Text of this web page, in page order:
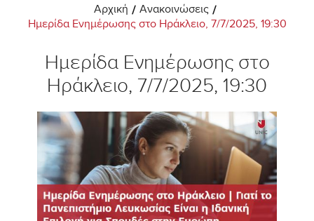
Αρχική / Ανακοινώσεις /
Ημερίδα Ενημέρωσης στο Ηράκλειο, 7/7/2025, 19:30
Ημερίδα Ενημέρωσης στο
Ηράκλειο, 7/7/2025, 19:30